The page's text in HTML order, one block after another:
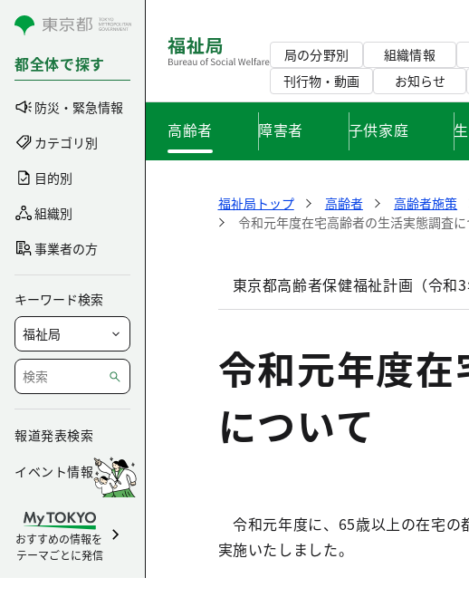
コンテンツにスキップ
都全体で探す
防災・緊急情報
カテゴリ別
目的別
組織別
事業者の方
キーワード検索
報道発表検索
イベント情報
おすすめの情報を
テーマごとに発信
局の分野別 組織情報
刊行物・動画
お知らせ
高齢者 障害者 子供家庭
福祉局トップ 高齢者 高齢者施策
令和元年度在宅高齢者の生活実態調査
東京都高齢者保健福祉計画（令和
令和元年度
について
令和元年度に、65歳以上の在宅の
実施いたしました。